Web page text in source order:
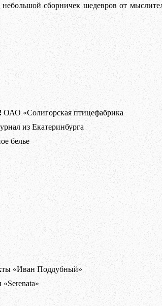
сборничек шедевров от
ОАО «Солигорская птицефабрика
из Екатеринбурга
белье
«Иван Поддубный»